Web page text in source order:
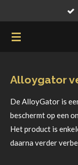
naar
Alloygator
De AlloyGator is
beschermt op een
Het product is
daarna verder